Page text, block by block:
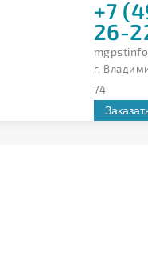
+7
26-
г.
74